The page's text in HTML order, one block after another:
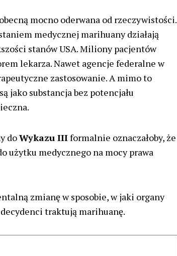
mocno oderwana od rzeczywistości.
medycznej marihuany działają
stanów USA. Miliony pacjentów
lekarza. Nawet agencje federalne w
zastosowanie. A mimo to
jako substancja bez potencjału
doWykazu IIIformalnie oznaczałoby, że
użytku medycznego na mocy prawa
zmianę w sposobie, w jaki organy
traktują marihuanę.